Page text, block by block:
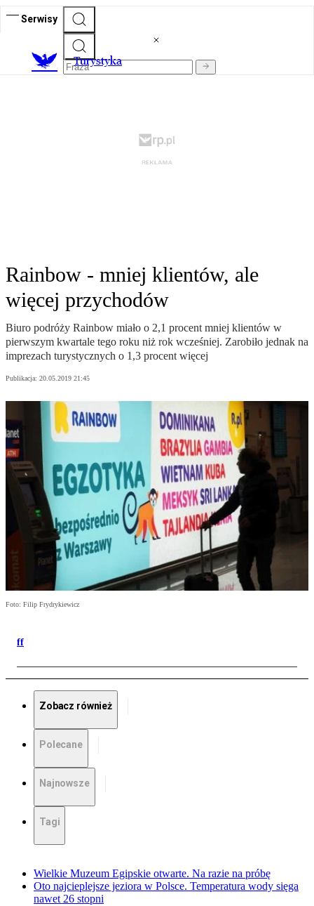
Serwisy
Turystyka
Rainbow - mniej klientów, ale
więcej przychodów
Biuro podróży Rainbow miało o 2,1 procent mniej klientów w
pierwszym kwartale tego roku niż rok wcześniej. Zarobiło jednak na
imprezach turystycznych o 1,3 procent więcej
Publikacja: 20.05.2019 21:45
Foto: Filip Frydrykiewicz
ff
Zobacz również
Polecane
Najnowsze
Tagi
Wielkie Muzeum Egipskie otwarte. Na razie na próbę
Oto najcieplejsze jeziora w Polsce. Temperatura wody sięga
nawet 26 stopni